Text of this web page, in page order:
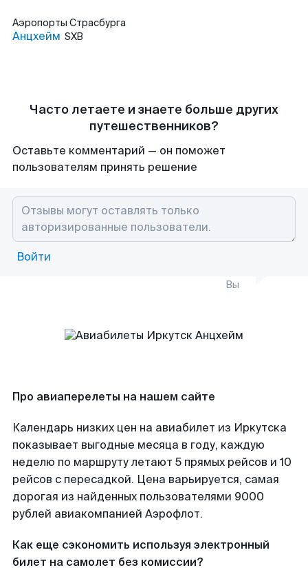
Аэропорты Страсбурга
Анцхейм SXB
Часто летаете и знаете больше других
путешественников?
Оставьте комментарий — он поможет
пользователям принять решение
Войти
Вы
Про авиаперелеты на нашем сайте
Календарь низких цен на авиабилет из Иркутска
показывает выгодные месяца в году, каждую
неделю по маршруту летают 5 прямых рейсов и 10
рейсов с пересадкой. Цена варьируется, самая
дорогая из найденных пользователями 9000
рублей авиакомпанией Аэрофлот.
Как еще сэкономить используя электронный
билет на самолет без комиссии?